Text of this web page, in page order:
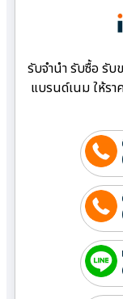
รับจำนำ รับซื้อ รั
แบรนด์เนม ให้รา